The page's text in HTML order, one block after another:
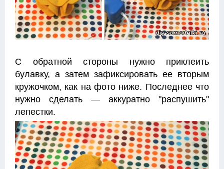
С обратной стороны нужно приклеить
булавку, а затем зафиксировать ее вторым
кружочком, как на фото ниже. Последнее что
нужно сделать — аккуратно "распушить"
лепестки.